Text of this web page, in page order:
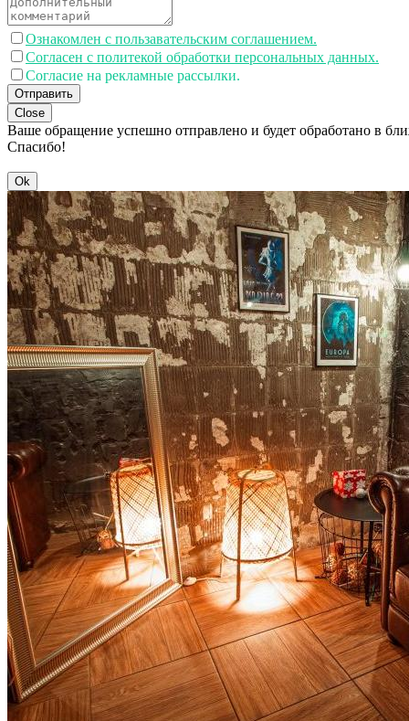
Ознакомлен с пользавательским соглашением.
Согласен с политекой обработки персональных данных.
Согласие на рекламные рассылки.
Отправить
Close
Ваше обращение успешно отправлено и будет обработано в
Спасибо!
Ok